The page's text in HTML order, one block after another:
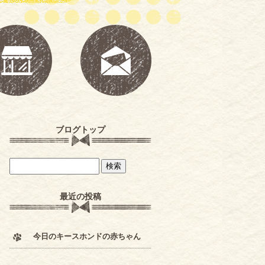
ブログトップ
最近の投稿
今日のキースホンドの赤ちゃん